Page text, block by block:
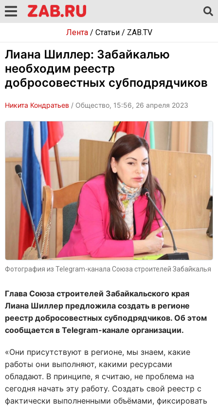
Лента/ Статьи/ ZAB.TV
Лиана Шиллер: Забайкалью
необходим реестр
добросовестных субподрядчиков
Никита Кондратьев / Общество, 15:56, 26 апреля 2023
Фотография из Telegram-канала Союза строителей Забайкалья
Глава Союза строителей Забайкальского края
Лиана Шиллер предложила создать в регионе
реестр добросовестных субподрядчиков. Об этом
сообщается в Telegram-канале организации.
«Они присутствуют в регионе, мы знаем, какие
работы они выполняют, какими ресурсами
обладают. В принципе, я считаю, не проблема на
сегодня начать эту работу. Создать свой реестр с
фактически выполненными объёмами, фиксировать